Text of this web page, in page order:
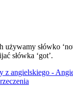
używamy słówko
słówka ‘got’.